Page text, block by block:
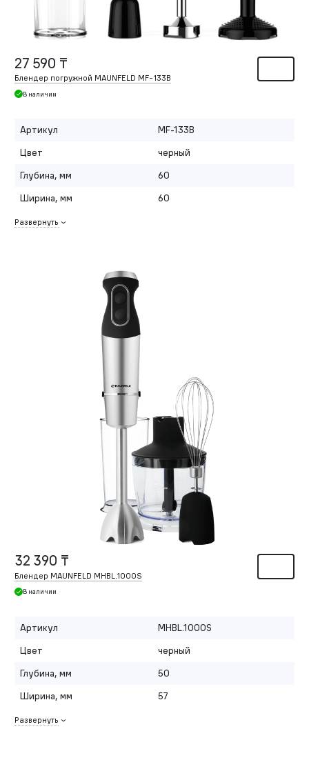
27 590 ₸
Блендер погружной MAUNFELD MF-133B
В наличии
Артикул
MF-133B
Цвет
черный
Глубина, мм
60
Ширина, мм
60
Развернуть
32 390 ₸
Блендер MAUNFELD MHBL.1000S
В наличии
Артикул
MHBL.1000S
Цвет
черный
Глубина, мм
50
Ширина, мм
57
Развернуть